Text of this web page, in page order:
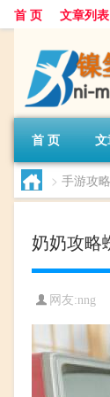
首 页 文章列表
首 页
> 手游攻略
奶奶攻略
网友:nng